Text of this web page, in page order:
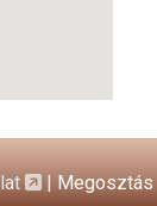
|Megosztás